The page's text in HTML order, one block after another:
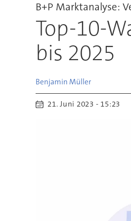
B+P Marktanalyse:
Top-10-
bis 2025
Benjamin Müller
21. Juni 2023 - 15:23